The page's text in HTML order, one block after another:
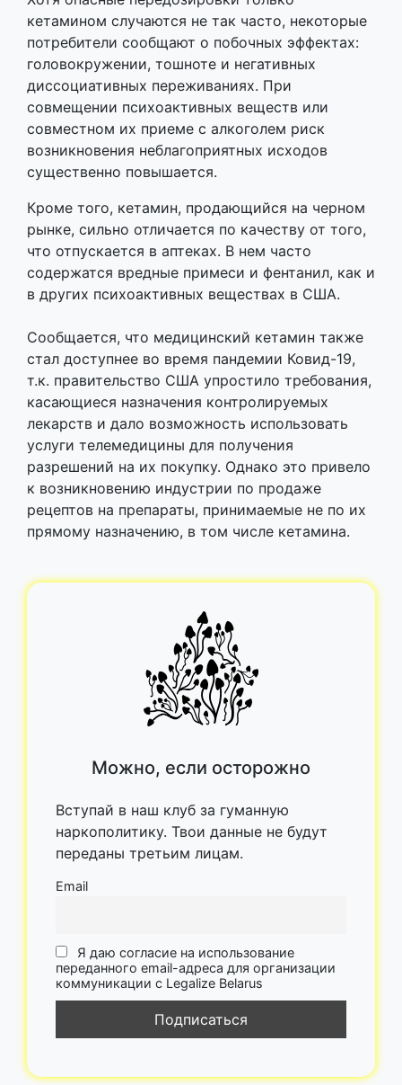
кетамином случаются не так часто, некоторые
потребители сообщают о побочных эффектах:
головокружении, тошноте и негативных
диссоциативных переживаниях. При
совмещении психоактивных веществ или
совместном их приеме с алкоголем риск
возникновения неблагоприятных исходов
существенно повышается.
Кроме того, кетамин, продающийся на черном
рынке, сильно отличается по качеству от того,
что отпускается в аптеках. В нем часто
содержатся вредные примеси и фентанил, как и
в других психоактивных веществах в США.
Сообщается, что медицинский кетамин также
стал доступнее во время пандемии Ковид-19,
т.к. правительство США упростило требования,
касающиеся назначения контролируемых
лекарств и дало возможность использовать
услуги телемедицины для получения
разрешений на их покупку. Однако это привело
к возникновению индустрии по продаже
рецептов на препараты, принимаемые не по их
прямому назначению, в том числе кетамина.
Можно, если осторожно
Вступай в наш клуб за гуманную
наркополитику. Твои данные не будут
переданы третьим лицам.
Email
Я даю согласие на использование
переданного email-адреса для организации
коммуникации с Legalize Belarus